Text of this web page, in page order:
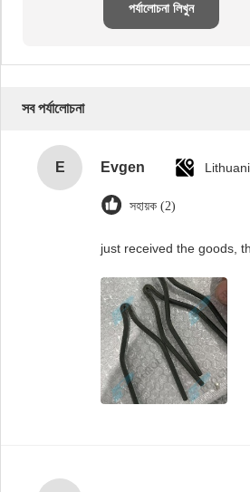
পর্যালোচনা লিখুন
সব পর্যালোচনা
E Evgen
সহায়ক (2)
just received the goods,